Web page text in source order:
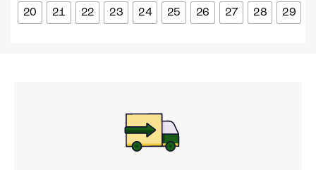
20 21 22 23 24 25 26 27 28 29